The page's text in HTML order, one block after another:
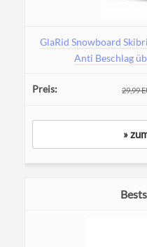
GlaRid Snowboard
Anti Beschlag
29,99
»